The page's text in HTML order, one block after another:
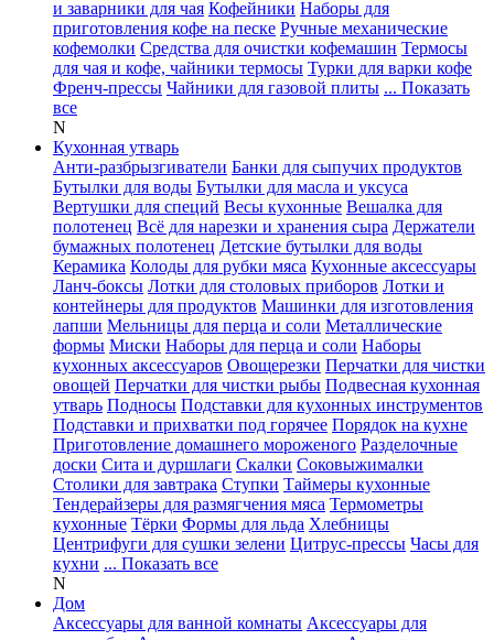
и заварники для чая Кофейники Наборы для
приготовления кофе на песке Ручные механические
кофемолки Средства для очистки кофемашин Термосы
для чая и кофе, чайники термосы Турки для варки кофе
Френч-прессы Чайники для газовой плиты ... Показать
все
N
Кухонная утварь
Анти-разбрызгиватели Банки для сыпучих продуктов
Бутылки для воды Бутылки для масла и уксуса
Вертушки для специй Весы кухонные Вешалка для
полотенец Всё для нарезки и хранения сыра Держатели
бумажных полотенец Детские бутылки для воды
Керамика Колоды для рубки мяса Кухонные аксессуары
Ланч-боксы Лотки для столовых приборов Лотки и
контейнеры для продуктов Машинки для изготовления
лапши Мельницы для перца и соли Металлические
формы Миски Наборы для перца и соли Наборы
кухонных аксессуаров Овощерезки Перчатки для чистки
овощей Перчатки для чистки рыбы Подвесная кухонная
утварь Подносы Подставки для кухонных инструментов
Подставки и прихватки под горячее Порядок на кухне
Приготовление домашнего мороженого Разделочные
доски Сита и дуршлаги Скалки Соковыжималки
Столики для завтрака Ступки Таймеры кухонные
Тендерайзеры для размягчения мяса Термометры
кухонные Тёрки Формы для льда Хлебницы
Центрифуги для сушки зелени Цитрус-прессы Часы для
кухни ... Показать все
N
Дом
Аксессуары для ванной комнаты Аксессуары для